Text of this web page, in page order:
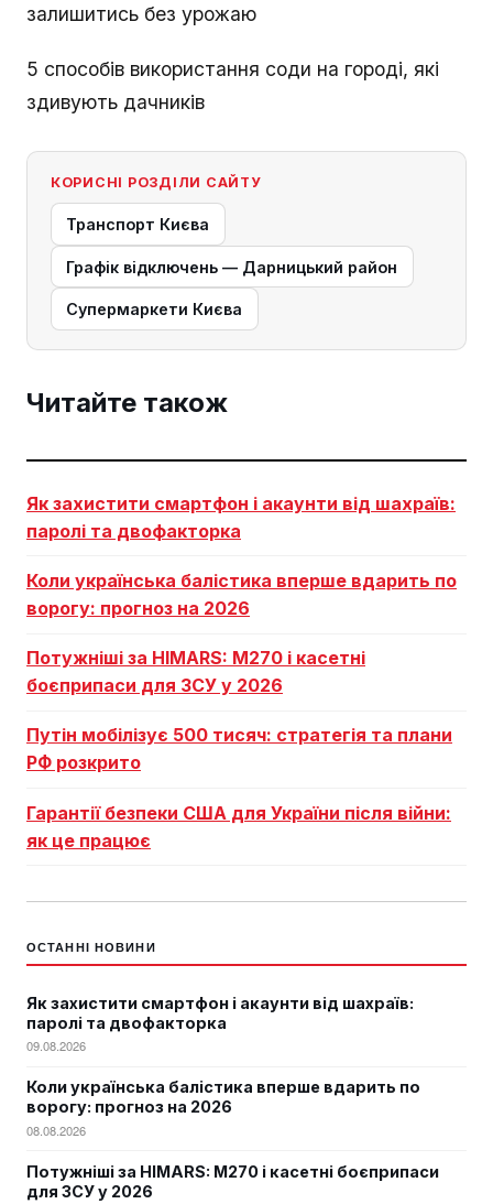
залишитись без урожаю
5 способів використання соди на городі, які
здивують дачників
КОРИСНІ РОЗДІЛИ САЙТУ
Транспорт Києва
Графік відключень — Дарницький район
Супермаркети Києва
Читайте також
Як захистити смартфон і акаунти від шахраїв:
паролі та двофакторка
Коли українська балістика вперше вдарить по
ворогу: прогноз на 2026
Потужніші за HIMARS: М270 і касетні
боєприпаси для ЗСУ у 2026
Путін мобілізує 500 тисяч: стратегія та плани
РФ розкрито
Гарантії безпеки США для України після війни:
як це працює
ОСТАННІ НОВИНИ
Як захистити смартфон і акаунти від шахраїв:
паролі та двофакторка
09.08.2026
Коли українська балістика вперше вдарить по
ворогу: прогноз на 2026
08.08.2026
Потужніші за HIMARS: М270 і касетні боєприпаси
для ЗСУ у 2026